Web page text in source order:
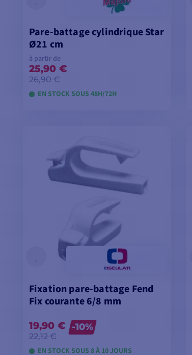
Pare-battage cylindrique Star
Ø21 cm
à partir de
25,90 €
26,90 €
EN STOCK SOUS 48H/72H
Fixation pare-battage Fend
Fix courante 6/8 mm
19,90 €
22,12 €
-10%
EN STOCK SOUS 8 À 10 JOURS